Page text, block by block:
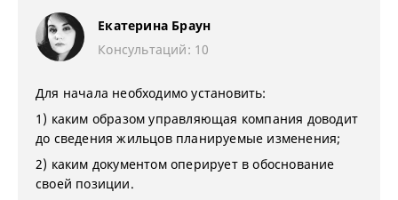
Екатерина Браун
Консультаций: 10
Для начала необходимо установить:
1) каким образом управляющая компания доводит
до сведения жильцов планируемые изменения;
2) каким документом оперирует в обоснование
своей позиции.